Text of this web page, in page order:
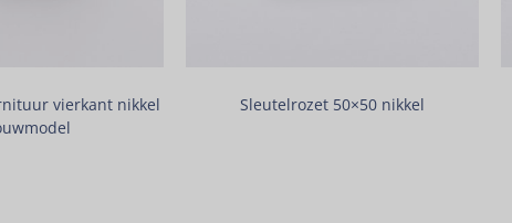
vierkant nikkel
Sleutelrozet 50×50 nikkel